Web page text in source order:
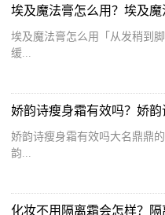
埃及魔法膏怎么用？埃及魔
埃及魔法膏怎么用「从发稍到
缓...
娇韵诗瘦身霜有效吗？娇韵
娇韵诗瘦身霜有效吗大名鼎鼎
韵...
化妆不用隔离霜会怎样？隔